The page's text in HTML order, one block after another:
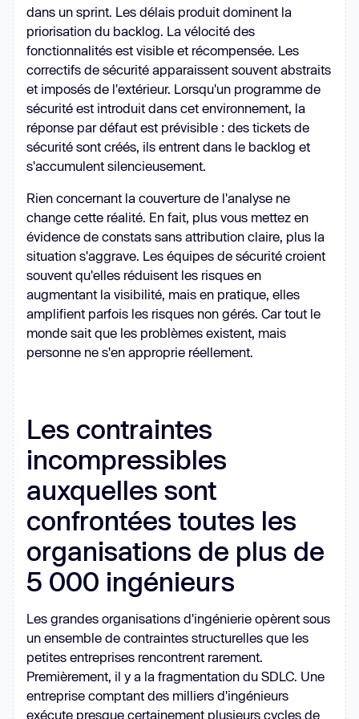
dans un sprint. Les délais produit dominent la
priorisation du backlog. La vélocité des
fonctionnalités est visible et récompensée. Les
correctifs de sécurité apparaissent souvent abstraits
et imposés de l'extérieur. Lorsqu'un programme de
sécurité est introduit dans cet environnement, la
réponse par défaut est prévisible : des tickets de
sécurité sont créés, ils entrent dans le backlog et
s'accumulent silencieusement.
Rien concernant la couverture de l'analyse ne
change cette réalité. En fait, plus vous mettez en
évidence de constats sans attribution claire, plus la
situation s'aggrave. Les équipes de sécurité croient
souvent qu'elles réduisent les risques en
augmentant la visibilité, mais en pratique, elles
amplifient parfois les risques non gérés. Car tout le
monde sait que les problèmes existent, mais
personne ne s'en approprie réellement.
Les contraintes
incompressibles
auxquelles sont
confrontées toutes les
organisations de plus de
5 000 ingénieurs
Les grandes organisations d'ingénierie opèrent sous
un ensemble de contraintes structurelles que les
petites entreprises rencontrent rarement.
Premièrement, il y a la fragmentation du SDLC. Une
entreprise comptant des milliers d'ingénieurs
exécute presque certainement plusieurs cycles de